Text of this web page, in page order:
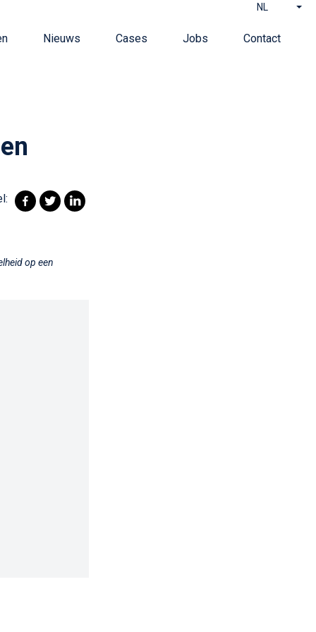
Nieuws Cases Jobs Contact
NL
op een